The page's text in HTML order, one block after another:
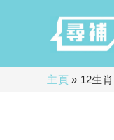
主頁» 12生肖